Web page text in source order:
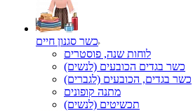
כשר סגנון חיים
לוחות שנה, פוסטרים
כשר בגדים הכובעים (לנשים)
כשר בגדים, הכובעים (לגברים)
מתנה קופונים
תכשיטים (לנשים)